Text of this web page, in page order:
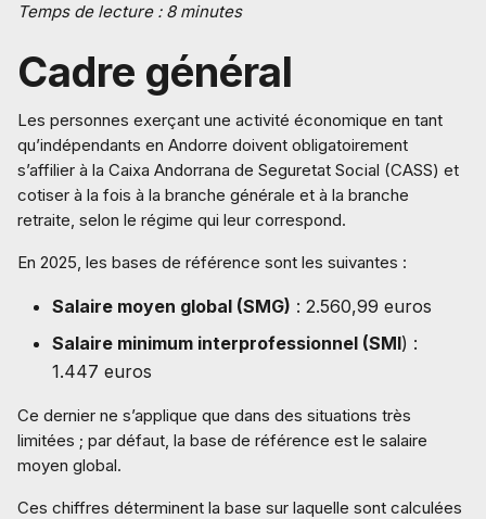
Temps de lecture : 8 minutes
Cadre général
Les personnes exerçant une activité économique en tant
qu’indépendants en Andorre doivent obligatoirement
s’affilier à la Caixa Andorrana de Seguretat Social (CASS) et
cotiser à la fois à la branche générale et à la branche
retraite, selon le régime qui leur correspond.
En 2025, les bases de référence sont les suivantes :
Salaire moyen global (SMG) : 2.560,99 euros
Salaire minimum interprofessionnel (SMI) :
1.447 euros
Ce dernier ne s’applique que dans des situations très
limitées ; par défaut, la base de référence est le salaire
moyen global.
Ces chiffres déterminent la base sur laquelle sont calculées